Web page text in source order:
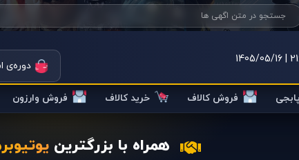
21:16
دوره‌ی
فروش کالاف خرید کالاف فروش وارزون
همراه با بزرگترین